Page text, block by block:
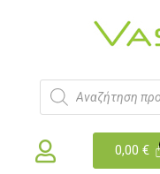
0,00€